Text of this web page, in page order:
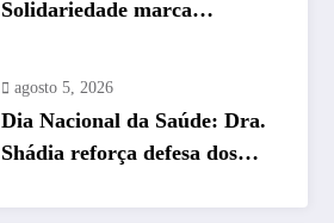
Solidariedade marca
agosto 5, 2026
Dia Nacional da Saúde: Dra.
Shádia reforça defesa dos